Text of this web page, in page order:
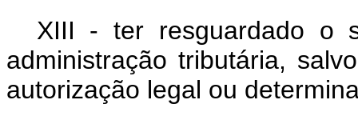
XIII - ter resguardado o
administração tributária,
autorização legal ou